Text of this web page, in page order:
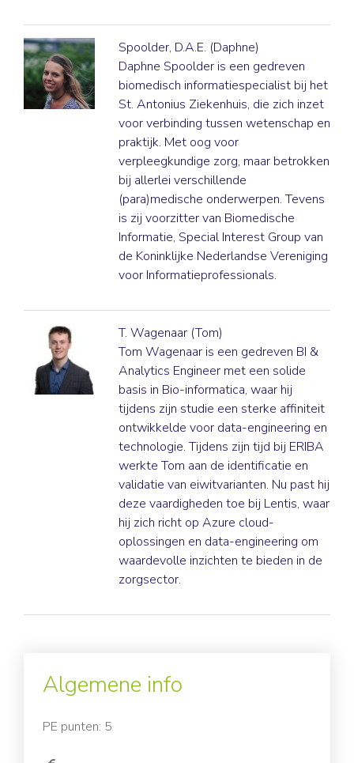
Spoolder, D.A.E. (Daphne)
Daphne Spoolder is een gedreven
biomedisch informatiespecialist bij het
St. Antonius Ziekenhuis, die zich inzet
voor verbinding tussen wetenschap en
praktijk. Met oog voor
verpleegkundige zorg, maar betrokken
bij allerlei verschillende
(para)medische onderwerpen. Tevens
is zij voorzitter van Biomedische
Informatie, Special Interest Group van
de Koninklijke Nederlandse Vereniging
voor Informatieprofessionals.
T. Wagenaar (Tom)
Tom Wagenaar is een gedreven BI &
Analytics Engineer met een solide
basis in Bio-informatica, waar hij
tijdens zijn studie een sterke affiniteit
ontwikkelde voor data-engineering en
technologie. Tijdens zijn tijd bij ERIBA
werkte Tom aan de identificatie en
validatie van eiwitvarianten. Nu past hij
deze vaardigheden toe bij Lentis, waar
hij zich richt op Azure cloud-
oplossingen en data-engineering om
waardevolle inzichten te bieden in de
zorgsector.
Algemene info
PE punten: 5